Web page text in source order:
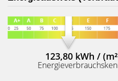
123,80 kWh /